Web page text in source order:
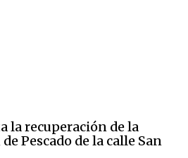
la recuperación de la
Pescado de la calle San